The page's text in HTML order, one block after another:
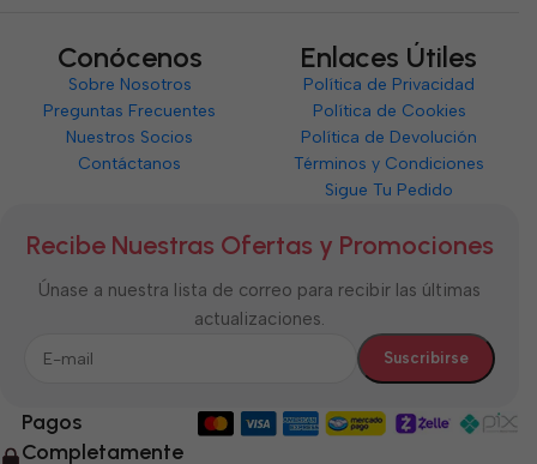
Conócenos
Sobre Nosotros
Preguntas Frecuentes
Nuestros Socios
Contáctanos
Enlaces Útiles
Política de Privacidad
Política de Cookies
Política de Devolución
Términos y Condiciones
Sigue Tu Pedido
Recibe Nuestras Ofertas y Promociones
Únase a nuestra lista de correo para recibir las últimas
actualizaciones.
Pagos
Completamente